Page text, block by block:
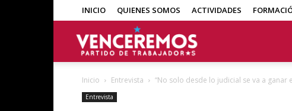
INICIO QUIENES SOMOS ACTIVIDADES
Inicio Entrevista “No solo desde lo judicial se va a ganar
Entrevista